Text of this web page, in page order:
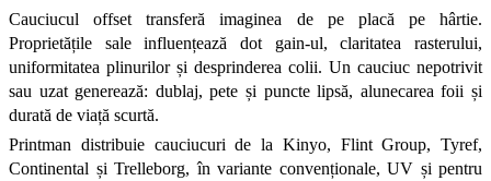
Cauciucul offset transferă imaginea de pe placă pe hârtie.
Proprietățile sale influențează dot gain-ul, claritatea rasterului,
uniformitatea plinurilor și desprinderea colii. Un cauciuc nepotrivit
sau uzat generează: dublaj, pete și puncte lipsă, alunecarea foii și
durată de viață scurtă.
Printman distribuie cauciucuri de la Kinyo, Flint Group, Tyref,
Continental și Trelleborg, în variante convenționale, UV și pentru